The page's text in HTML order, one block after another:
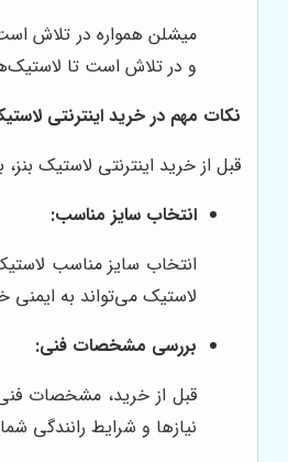
میشلن همواره در تلاش
و در تلاش است تا
نکات مهم در خرید اینترنتی
قبل از خرید اینترنتی لاستیک
انتخاب سایز مناسب:
انتخاب سایز مناسب
لاستیک می‌تواند به ایمنی
بررسی مشخصات فنی:
قبل از خرید، مشخصات
نیازها و شرایط رانندگی